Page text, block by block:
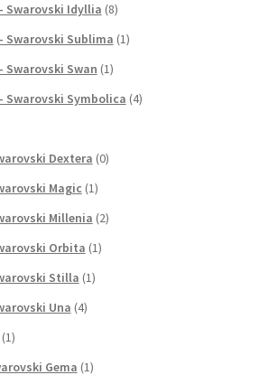
Swarovski Idyllia (8)
Swarovski Sublima (1)
Swarovski Swan (1)
Swarovski Symbolica (4)
Dextera (0)
Magic (1)
Millenia (2)
Orbita (1)
Stilla (1)
Una (4)
(1)
Gema (1)